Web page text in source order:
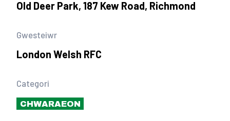
Old Deer Park, 187 Kew Road, Richmond
Gwesteiwr
London Welsh RFC
Categori
CHWARAEON